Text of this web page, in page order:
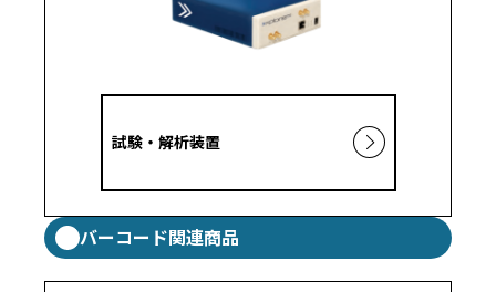
試験・解析装置
バーコード関連商品